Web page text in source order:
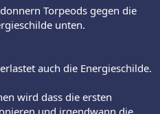
Torpeods gegen die
unten.
auch die Energieschilde.
wird dass die ersten
und irgendwann die